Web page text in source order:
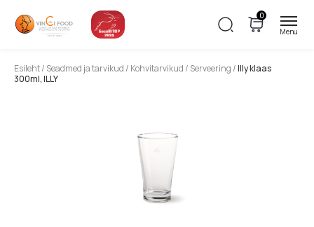
0
Esileht/ Seadmed ja tarvikud / Kohvitarvikud / Serveering /Illy klaas
300ml, ILLY